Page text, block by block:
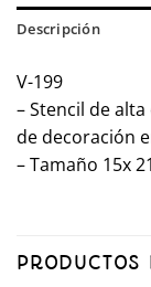
Descripción
V-199
– Stencil de
de decoración
– Tamaño 15x
PRODUCTOS